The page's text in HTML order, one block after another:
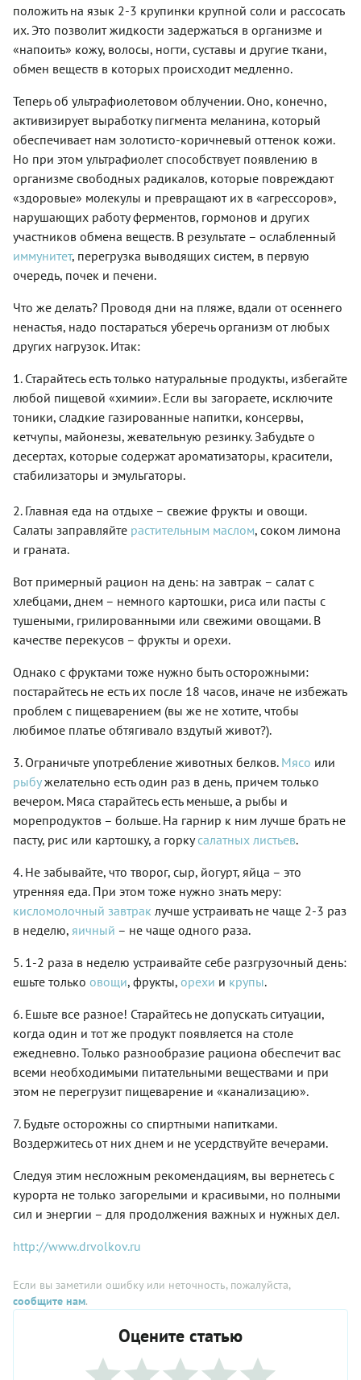
положить на язык 2-3 крупинки крупной соли и рассосать
их. Это позволит жидкости задержаться в организме и
«напоить» кожу, волосы, ногти, суставы и другие ткани,
обмен веществ в которых происходит медленно.
Теперь об ультрафиолетовом облучении. Оно, конечно,
активизирует выработку пигмента меланина, который
обеспечивает нам золотисто-коричневый оттенок кожи.
Но при этом ультрафиолет способствует появлению в
организме свободных радикалов, которые повреждают
«здоровые» молекулы и превращают их в «агрессоров»,
нарушающих работу ферментов, гормонов и других
участников обмена веществ. В результате – ослабленный
иммунитет, перегрузка выводящих систем, в первую
очередь, почек и печени.
Что же делать? Проводя дни на пляже, вдали от осеннего
ненастья, надо постараться уберечь организм от любых
других нагрузок. Итак:
1. Старайтесь есть только натуральные продукты, избегайте
любой пищевой «химии». Если вы загораете, исключите
тоники, сладкие газированные напитки, консервы,
кетчупы, майонезы, жевательную резинку. Забудьте о
десертах, которые содержат ароматизаторы, красители,
стабилизаторы и эмульгаторы.
2. Главная еда на отдыхе – свежие фрукты и овощи.
Салаты заправляйте растительным маслом, соком лимона
и граната.
Вот примерный рацион на день: на завтрак – салат с
хлебцами, днем – немного картошки, риса или пасты с
тушеными, грилированными или свежими овощами. В
качестве перекусов – фрукты и орехи.
Однако с фруктами тоже нужно быть осторожными:
постарайтесь не есть их после 18 часов, иначе не избежать
проблем с пищеварением (вы же не хотите, чтобы
любимое платье обтягивало вздутый живот?).
3. Ограничьте употребление животных белков. Мясо или
рыбужелательно есть один раз в день, причем только
вечером. Мяса старайтесь есть меньше, а рыбы и
морепродуктов – больше. На гарнир к ним лучше брать не
пасту, рис или картошку, а горкусалатных листьев.
4. Не забывайте, что творог, сыр, йогурт, яйца – это
утренняя еда. При этом тоже нужно знать меру:
кисломолочный завтрак лучше устраивать не чаще 2-3 раз
в неделю, яичный – не чаще одного раза.
5. 1-2 раза в неделю устраивайте себе разгрузочный день:
ешьте только овощи, фрукты, орехи и крупы.
6. Ешьте все разное! Старайтесь не допускать ситуации,
когда один и тот же продукт появляется на столе
ежедневно. Только разнообразие рациона обеспечит вас
всеми необходимыми питательными веществами и при
этом не перегрузит пищеварение и «канализацию».
7. Будьте осторожны со спиртными напитками.
Воздержитесь от них днем и не усердствуйте вечерами.
Следуя этим несложным рекомендациям, вы вернетесь с
курорта не только загорелыми и красивыми, но полными
сил и энергии – для продолжения важных и нужных дел.
http://www.drvolkov.ru
Если вы заметили ошибку или неточность, пожалуйста,
сообщите нам.
Оцените статью